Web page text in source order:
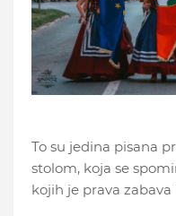
To su jedina pisana
stolom, koja se
kojih je prava